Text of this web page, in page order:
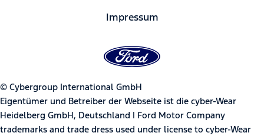
Impressum
© Cybergroup International GmbH
Eigentümer und Betreiber der Webseite ist die cyber-Wear
Heidelberg GmbH, Deutschland | Ford Motor Company
trademarks and trade dress used under license to cyber-Wear